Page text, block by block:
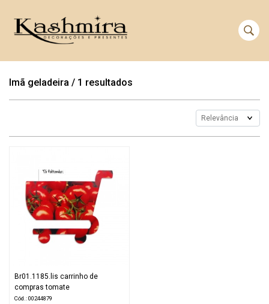
Imã geladeira / 1 resultados
Br01.1185.lis carrinho de
compras tomate
Cód.: 00244879